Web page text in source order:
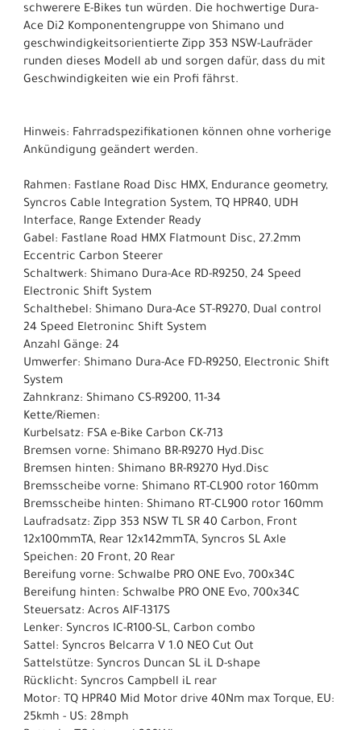
schwerere E-Bikes tun würden. Die hochwertige Dura-
Ace Di2 Komponentengruppe von Shimano und
geschwindigkeitsorientierte Zipp 353 NSW-Laufräder
runden dieses Modell ab und sorgen dafür, dass du mit
Geschwindigkeiten wie ein Profi fährst.
Hinweis: Fahrradspezifikationen können ohne vorherige
Ankündigung geändert werden.
Rahmen: Fastlane Road Disc HMX, Endurance geometry,
Syncros Cable Integration System, TQ HPR40, UDH
Interface, Range Extender Ready
Gabel: Fastlane Road HMX Flatmount Disc, 27.2mm
Eccentric Carbon Steerer
Schaltwerk: Shimano Dura-Ace RD-R9250, 24 Speed
Electronic Shift System
Schalthebel: Shimano Dura-Ace ST-R9270, Dual control
24 Speed Eletroninc Shift System
Anzahl Gänge: 24
Umwerfer: Shimano Dura-Ace FD-R9250, Electronic Shift
System
Zahnkranz: Shimano CS-R9200, 11-34
Kette/Riemen:
Kurbelsatz: FSA e-Bike Carbon CK-713
Bremsen vorne: Shimano BR-R9270 Hyd.Disc
Bremsen hinten: Shimano BR-R9270 Hyd.Disc
Bremsscheibe vorne: Shimano RT-CL900 rotor 160mm
Bremsscheibe hinten: Shimano RT-CL900 rotor 160mm
Laufradsatz: Zipp 353 NSW TL SR 40 Carbon, Front
12x100mmTA, Rear 12x142mmTA, Syncros SL Axle
Speichen: 20 Front, 20 Rear
Bereifung vorne: Schwalbe PRO ONE Evo, 700x34C
Bereifung hinten: Schwalbe PRO ONE Evo, 700x34C
Steuersatz: Acros AIF-1317S
Lenker: Syncros IC-R100-SL, Carbon combo
Sattel: Syncros Belcarra V 1.0 NEO Cut Out
Sattelstütze: Syncros Duncan SL iL D-shape
Rücklicht: Syncros Campbell iL rear
Motor: TQ HPR40 Mid Motor drive 40Nm max Torque, EU:
25kmh - US: 28mph